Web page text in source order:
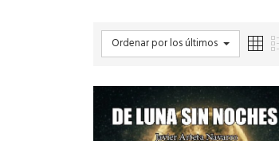
Ordenar por los últimos